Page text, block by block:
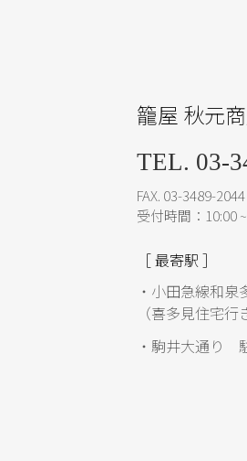
籠屋 秋元商
TEL. 03-
FAX. 03-3489-2044
受付時間：10:00
［ 最寄駅 ］
・小田急線和
（喜多見住宅
・駒井大通り